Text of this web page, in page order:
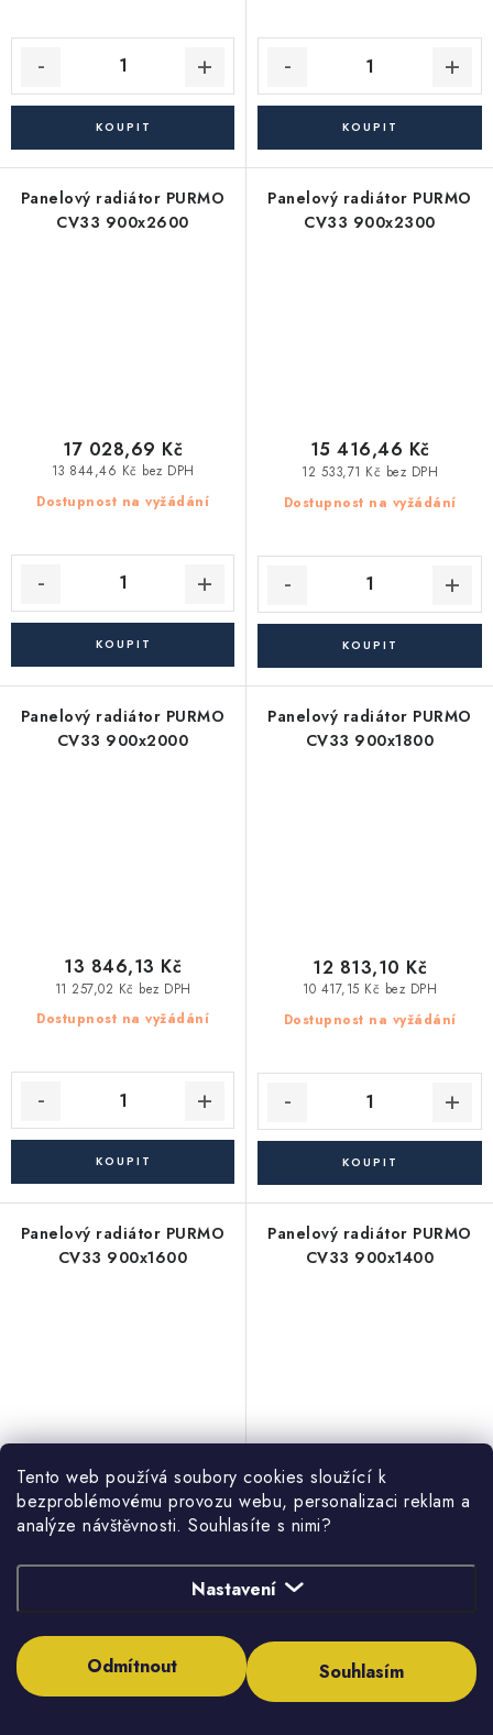
Tento web používá soubory cookies sloužící k
bezproblémovému provozu webu, personalizaci reklam a
analýze návštěvnosti. Souhlasíte s nimi?
Nastavení
Odmítnout Souhlasím
Panelový radiátor PURMO
CV33 900x2600
Dostupnost na vyžádání
13 844,46 Kč bez DPH
17 028,69 Kč
Panelový radiátor PURMO
CV33 900x2300
Dostupnost na vyžádání
12 533,71 Kč bez DPH
15 416,46 Kč
Panelový radiátor PURMO
CV33 900x2000
Dostupnost na vyžádání
11 257,02 Kč bez DPH
13 846,13 Kč
Panelový radiátor PURMO
CV33 900x1800
Dostupnost na vyžádání
10 417,15 Kč bez DPH
12 813,10 Kč
Panelový radiátor PURMO
CV33 900x1600
Dostupnost na vyžádání
9 475,62 Kč bez DPH
11 655,01 Kč
Panelový radiátor PURMO
CV33 900x1400
Dostupnost na vyžádání
8 400,56 Kč bez DPH
10 332,69 Kč